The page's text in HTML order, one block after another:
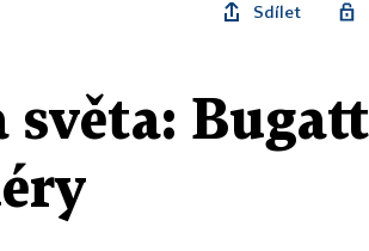
Sdílet
světa: